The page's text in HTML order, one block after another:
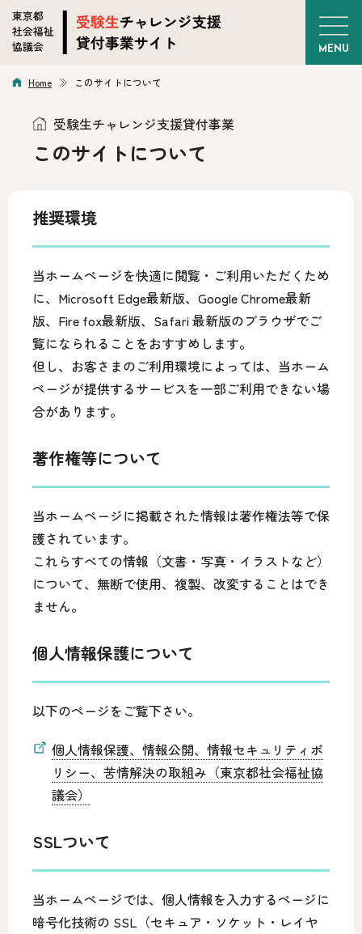
Home このサイトについて
受験生チャレンジ支援貸付事業
このサイトについて
推奨環境
当ホームページを快適に閲覧・ご利用いただくため
に、Microsoft Edge最新版、Google Chrome最新
版、Fire fox最新版、Safari 最新版のブラウザでご
覧になられることをおすすめします。
但し、お客さまのご利用環境によっては、当ホーム
ページが提供するサービスを一部ご利用できない場
合があります。
著作権等について
当ホームページに掲載された情報は著作権法等で保
護されています。
これらすべての情報（文書・写真・イラストなど）
について、無断で使用、複製、改変することはでき
ません。
個人情報保護について
以下のページをご覧下さい。
個人情報保護、情報公開、情報セキュリティポ
リシー、苦情解決の取組み（東京都社会福祉協
議会）
SSLついて
当ホームページでは、個人情報を入力するページに
暗号化技術の SSL（セキュア・ソケット・レイヤ